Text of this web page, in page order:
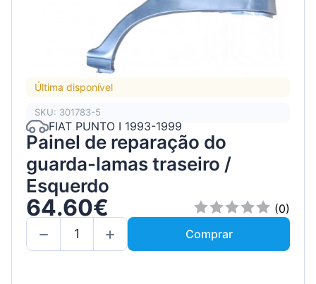
Última disponível
SKU: 301783-5
FIAT PUNTO I 1993-1999
Painel de reparação do
guarda-lamas traseiro /
Esquerdo
64.60€
(0)
Comprar